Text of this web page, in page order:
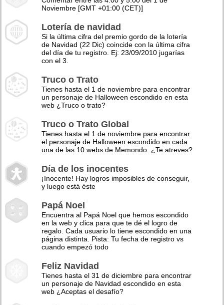
Noviembre [GMT +01:00 (CET)]
Lotería de navidad
Si la última cifra del premio gordo de la lotería
de Navidad (22 Dic) coincide con la última cifra
del día de tu registro. Ej: 23/09/2010 jugarías
con el 3.
Truco o Trato
Tienes hasta el 1 de noviembre para encontrar
un personaje de Halloween escondido en esta
web ¿Truco o trato?
Truco o Trato Global
Tienes hasta el 1 de noviembre para encontrar
el personaje de Halloween escondido en cada
una de las 10 webs de Memondo. ¿Te atreves?
Día de los inocentes
¡Inocente! Hay logros imposibles de conseguir,
y luego está éste
Papá Noel
Encuentra al Papá Noel que hemos escondido
en la web y clica para que te dé el logro de
regalo. Cada usuario lo tiene escondido en una
página distinta. Pista: Tu fecha de registro vs
cuando empezó todo
Feliz Navidad
Tienes hasta el 31 de diciembre para encontrar
un personaje de Navidad escondido en esta
web ¿Aceptas el desafío?